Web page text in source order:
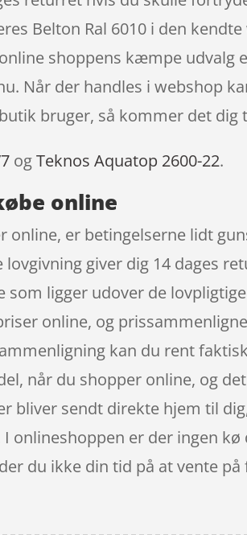
Belton Ral 6010 i den
shoppens kæmpe udvalg
Når der handles i webshop
bruger, så kommer det dig
ogTeknos Aquatop 2600-22.
online
er betingelserne lidt
giver dig 14 dages
ligger udover de
online, og
kan du rent
når du shopper online, og
bliver sendt direkte hjem til
onlineshoppen er der ingen
du ikke din tid på at vente